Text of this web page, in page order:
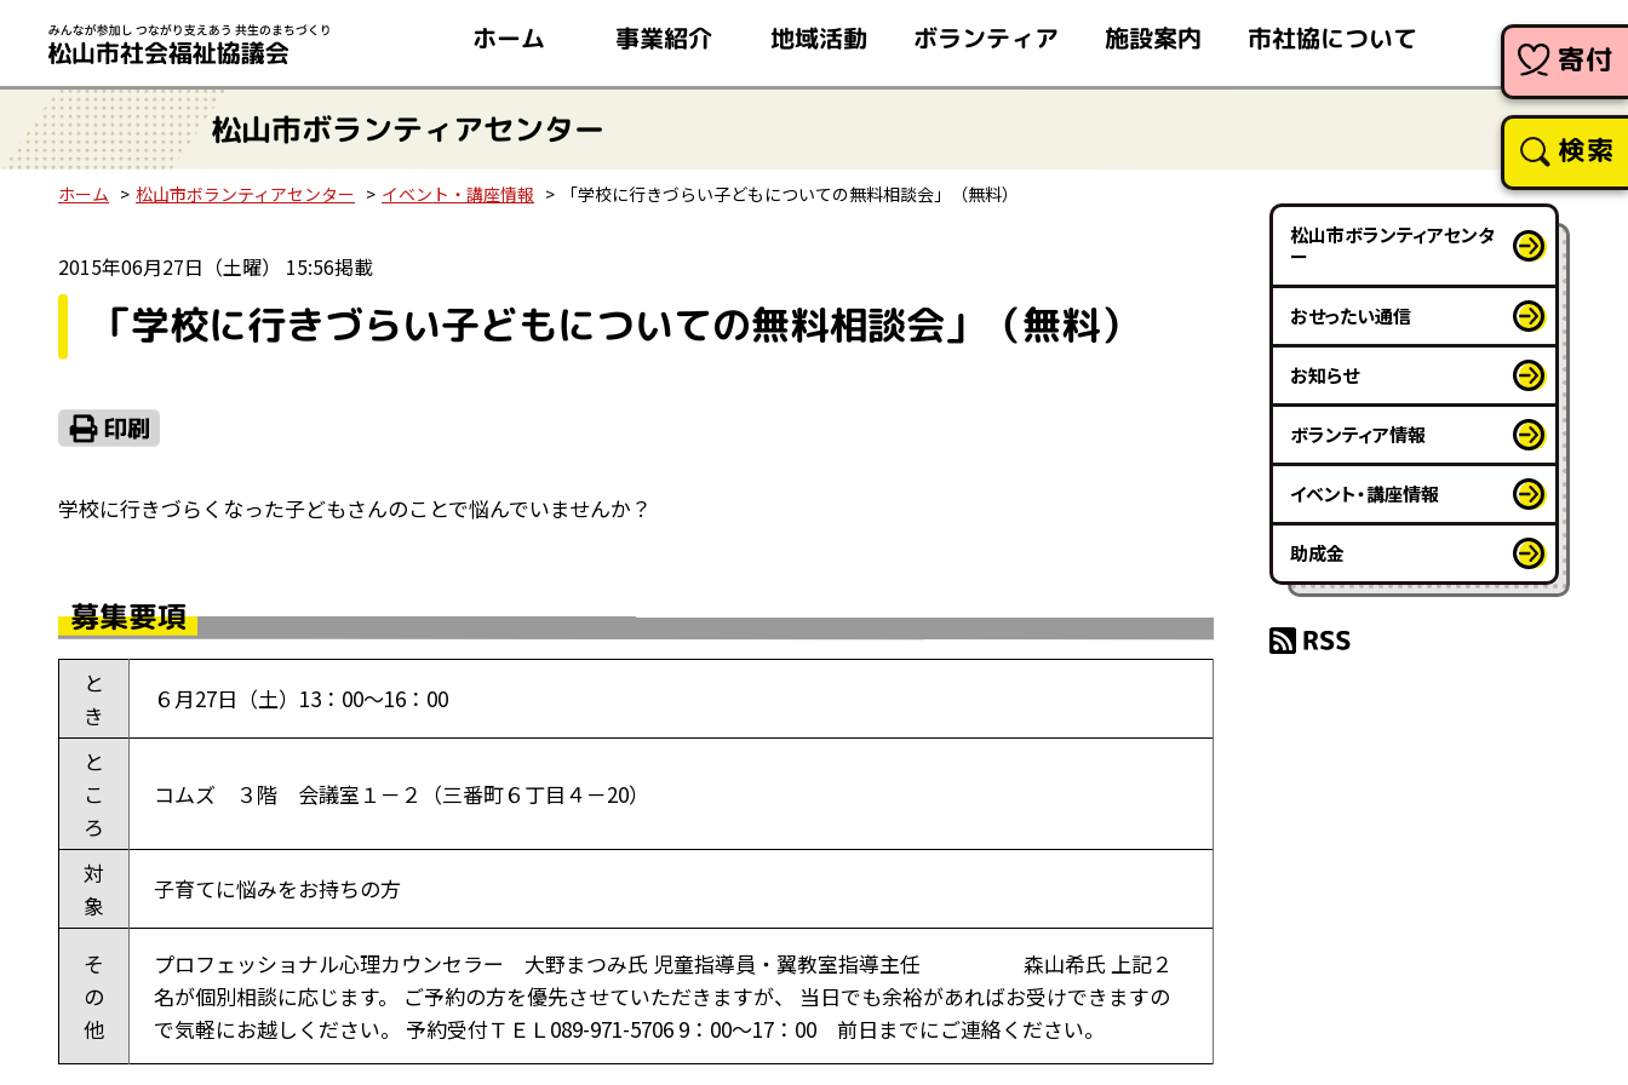
ホーム 事業紹介 地域活動 ボランティア 施設案内 市社協について
寄付
検索
松山市ボランティアセンター
ホーム 松山市ボランティアセンター イベント・講座情報 「学校に行きづらい子どもについての無料相談会」（無料）
2015年06月27日（土曜） 15:56掲載
「学校に行きづらい子どもについての無料相談会」（無料）
学校に行きづらくなった子どもさんのことで悩んでいませんか？
募集要項
と
き
６月27日（土）13：00～16：00
と
こ
ろ
コムズ ３階 会議室１－２（三番町６丁目４－20）
対
象
子育てに悩みをお持ちの方
そ
の
他
プロフェッショナル心理カウンセラー 大野まつみ氏 児童指導員・翼教室指導主任 森山希氏 上記２
名が個別相談に応じます。 ご予約の方を優先させていただきますが、 当日でも余裕があればお受けできますの
で気軽にお越しください。 予約受付ＴＥＬ089-971-5706 9：00～17：00 前日までにご連絡ください。
松山市ボランティアセンタ
ー
おせったい通信
お知らせ
ボランティア情報
イベント・講座情報
助成金